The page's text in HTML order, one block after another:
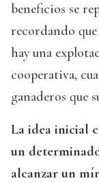
beneficios se
recordando
hay una
cooperativa,
ganaderos que
La idea inicial
un
alcanzar un